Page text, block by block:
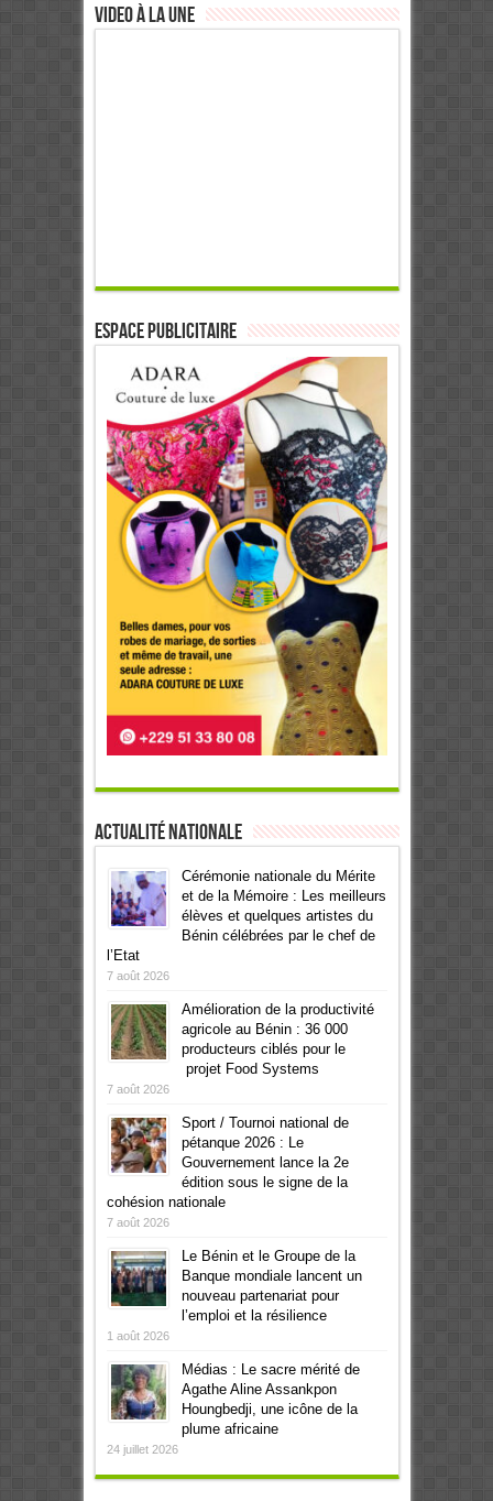
Video à la Une
ESPACE PUBLICITAIRE
Actualité Nationale
Cérémonie nationale du Mérite
et de la Mémoire : Les meilleurs
élèves et quelques artistes du
Bénin célébrées par le chef de
l’Etat
7 août 2026
Amélioration de la productivité
agricole au Bénin : 36 000
producteurs ciblés pour le
projet Food Systems
7 août 2026
Sport / Tournoi national de
pétanque 2026 : Le
Gouvernement lance la 2e
édition sous le signe de la
cohésion nationale
7 août 2026
Le Bénin et le Groupe de la
Banque mondiale lancent un
nouveau partenariat pour
l’emploi et la résilience
1 août 2026
Médias : Le sacre mérité de
Agathe Aline Assankpon
Houngbedji, une icône de la
plume africaine
24 juillet 2026